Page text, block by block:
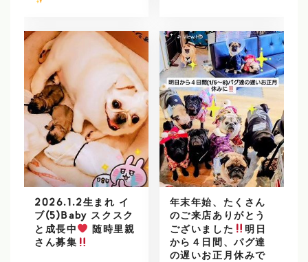
2026.1.2生まれ イ
ブ(5)Baby スクスク
と成長中
随時里親
さん募集
年末年始、たくさん
のご来店ありがとう
ございました
明日
から４日間、パグ達
の遅いお正月休みで